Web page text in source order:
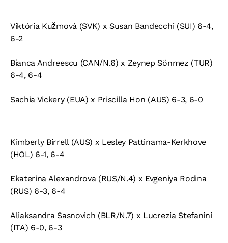
Viktória Kužmová (SVK) x Susan Bandecchi (SUI) 6-4,
6-2
Bianca Andreescu (CAN/N.6) x Zeynep Sönmez (TUR)
6-4, 6-4
Sachia Vickery (EUA) x Priscilla Hon (AUS) 6-3, 6-0
Kimberly Birrell (AUS) x Lesley Pattinama-Kerkhove
(HOL) 6-1, 6-4
Ekaterina Alexandrova (RUS/N.4) x Evgeniya Rodina
(RUS) 6-3, 6-4
Aliaksandra Sasnovich (BLR/N.7) x Lucrezia Stefanini
(ITA) 6-0, 6-3